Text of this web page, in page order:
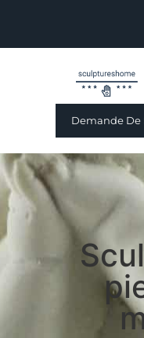
Demande De